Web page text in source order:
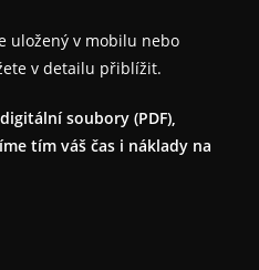
uložený v mobilu nebo
v detailu přiblížit.
soubory (PDF),
tím váš čas i náklady na